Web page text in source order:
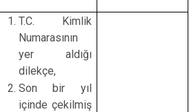
T.C. Kimlik
Numarasının
yer aldığı
dilekçe,
Son bir yıl
içinde çekilmiş